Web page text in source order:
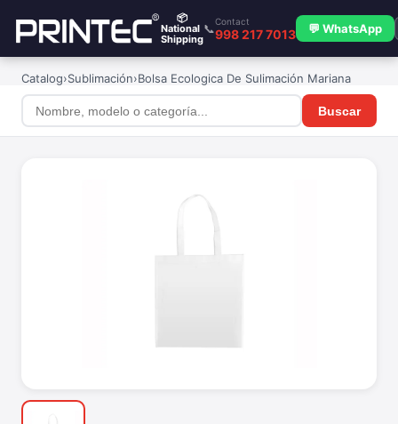
📦
National
Shipping
📞
Contact
998 217 7013 💬 WhatsApp
Catalog›Sublimación›Bolsa Ecologica De Sulimación Mariana
Buscar